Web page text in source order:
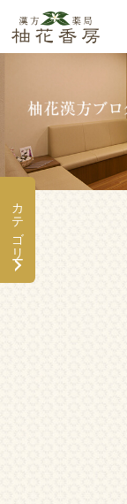
カテゴリー